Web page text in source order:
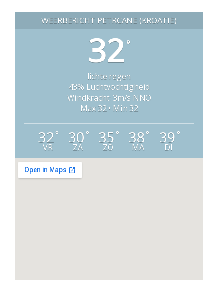
WEERBERICHT PETRCANE (KROATIË)
32°
lichte regen
43% Luchtvochtigheid
Windkracht: 3m/s NNO
Max 32 • Min 32
32°
VR
30°
ZA
35°
ZO
38°
MA
39°
DI